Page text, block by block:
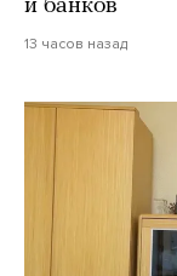
и банков
13 часов назад